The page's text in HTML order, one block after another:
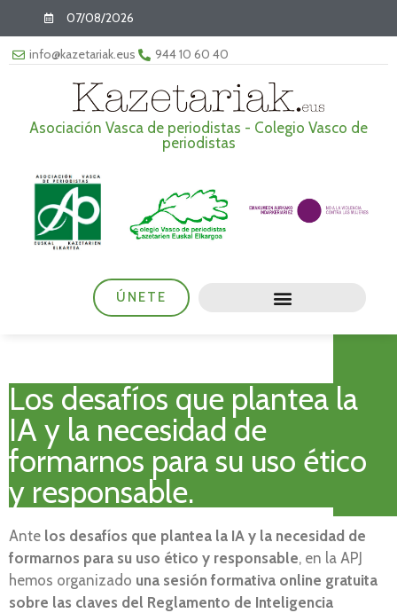
07/08/2026
info@kazetariak.eus 944 10 60 40
Asociación Vasca de periodistas - Colegio Vasco de
periodistas
ÚNETE
Los desafíos que plantea la
IA y la necesidad de
formarnos para su uso ético
y responsable.
Ante los desafíos que plantea la IA y la necesidad de
formarnos para su uso ético y responsable, en la APJ
hemos organizado una sesión formativa online gratuita
sobre las claves del Reglamento de Inteligencia